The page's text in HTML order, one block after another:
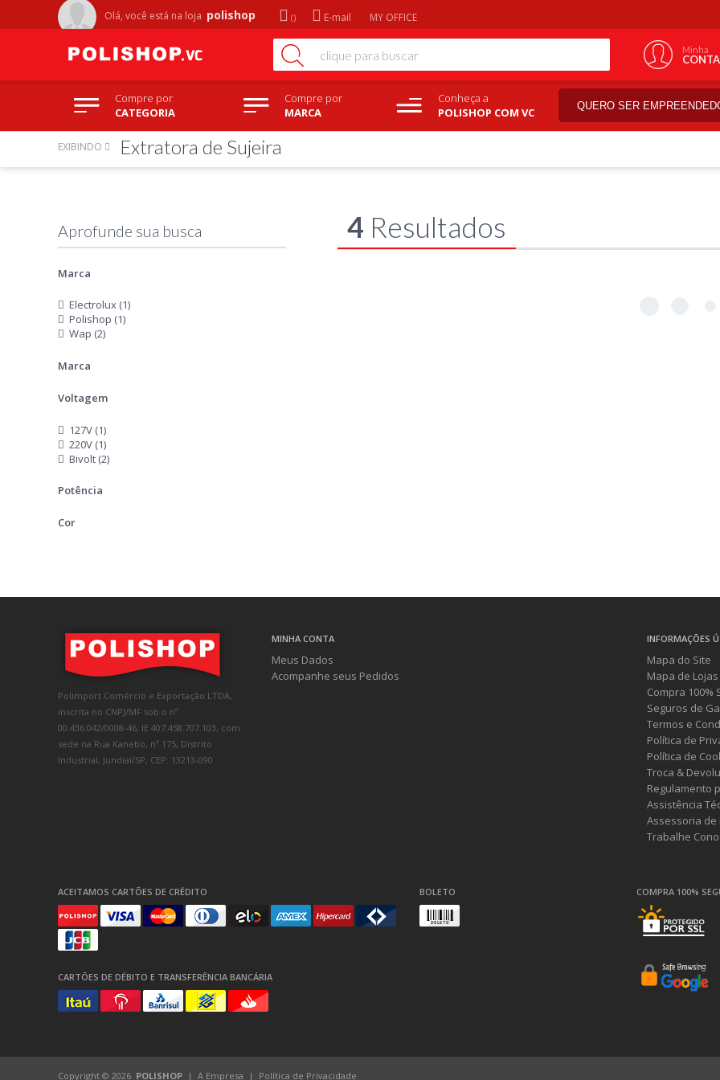
Olá, você está na loja polishop E-mail MY OFFICE
Minha
CONTA
Compre por
CATEGORIA
Compre por
MARCA
Conheça a
POLISHOP COM VC
QUERO SER
Marca
Electrolux (1)
Polishop (1)
Wap (2)
Marca
Voltagem
127V (1)
220V (1)
Bivolt (2)
Potência
Cor
EXIBINDO Extratora de Sujeira
4 Resultados
Polimport Comércio e Exportação LTDA,
inscrita no CNPJ/MF sob o nº
00.436.042/0008-46, IE 407.458.707.103, com
sede na Rua Kanebo, nº 175, Distrito
Industrial, Jundiaí/SP, CEP: 13213-090
MINHA CONTA
Meus Dados
Acompanhe seus Pedidos
INFORMAÇÕES
Mapa do Site
Mapa de Lojas
Compra 100%
Seguros de
Termos e
Política de
Política de
Troca &
Regulamento
Assistência
Assessoria de
Trabalhe
ACEITAMOS CARTÕES DE CRÉDITO
CARTÕES DE DÉBITO E TRANSFERÊNCIA BANCÁRIA
BOLETO COMPRA 100%
Copyright © 2026 POLISHOP A Empresa Política de Privacidade